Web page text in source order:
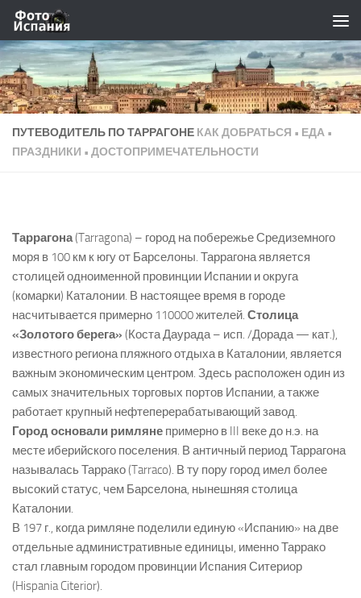
Skip to content
ПУТЕВОДИТЕЛЬ ПО ТАРРАГОНЕ КАК ДОБРАТЬСЯ • ЕДА •
ПРАЗДНИКИ • ДОСТОПРИМЕЧАТЕЛЬНОСТИ
Таррагона(Tarragona) – город на побережье Средиземного
моря в 100 км к югу от Барселоны. Таррагона является
столицей одноименной провинции Испании и округа
(комарки) Каталонии. В настоящее время в городе
насчитывается примерно 110000 жителей. Столица
«Золотого берега» (Коста Даурада – исп. /Дорада — кат.),
известного региона пляжного отдыха в Каталонии, является
важным экономическим центром. Здесь расположен один из
самых значительных торговых портов Испании, а также
работает крупный нефтеперерабатывающий завод.
Город основали римляне примерно в III веке до н.э. на
месте иберийского поселения. В античный период Таррагона
называлась Таррако (Tarraco). В ту пору город имел более
высокий статус, чем Барселона, нынешняя столица
Каталонии.
В 197 г., когда римляне поделили единую «Испанию» на две
отдельные административные единицы, именно Таррако
стал главным городом провинции Испания Ситериор
(Hispania Citerior).